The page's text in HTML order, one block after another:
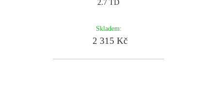
2.7 TD
Skladem:
2 315 Kč